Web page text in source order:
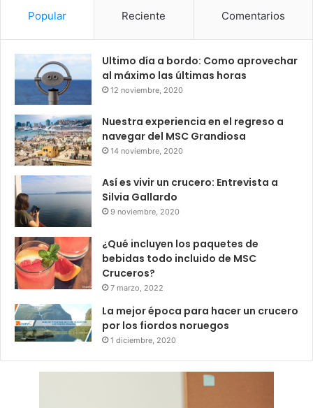
Popular Reciente Comentarios
Ultimo día a bordo: Como aprovechar
al máximo las últimas horas
12 noviembre, 2020
Nuestra experiencia en el regreso a
navegar del MSC Grandiosa
14 noviembre, 2020
Así es vivir un crucero: Entrevista a
Silvia Gallardo
9 noviembre, 2020
¿Qué incluyen los paquetes de
bebidas todo incluido de MSC
Cruceros?
7 marzo, 2022
La mejor época para hacer un crucero
por los fiordos noruegos
1 diciembre, 2020